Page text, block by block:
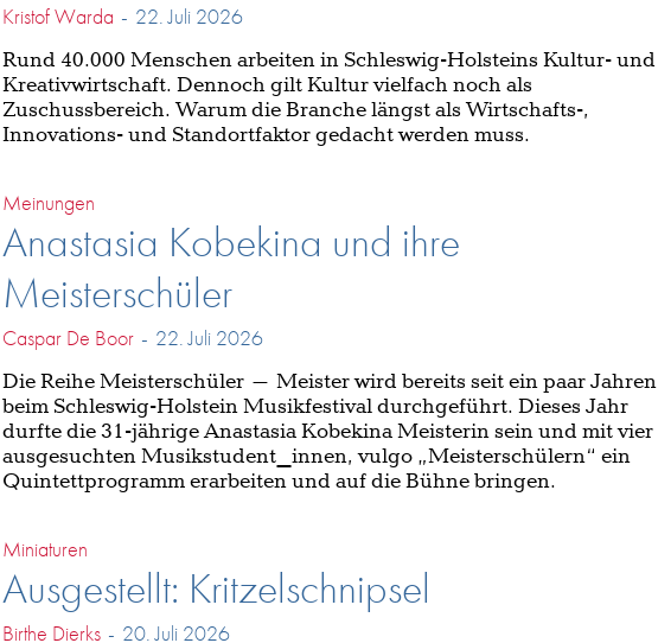
Kristof Warda - 22. Juli 2026
Rund 40.000 Menschen arbeiten in Schleswig-Holsteins Kultur- und
Kreativwirtschaft. Dennoch gilt Kultur vielfach noch als
Zuschussbereich. Warum die Branche längst als Wirtschafts-,
Innovations- und Standortfaktor gedacht werden muss.
Meinungen
Anastasia Kobekina und ihre
Meisterschüler
Caspar De Boor - 22. Juli 2026
Die Reihe Meisterschüler – Meister wird bereits seit ein paar Jahren
beim Schleswig-Holstein Musikfestival durchgeführt. Dieses Jahr
durfte die 31-jährige Anastasia Kobekina Meisterin sein und mit vier
ausgesuchten Musikstudent_innen, vulgo „Meisterschülern“ ein
Quintettprogramm erarbeiten und auf die Bühne bringen.
Miniaturen
Ausgestellt: Kritzelschnipsel
Birthe Dierks - 20. Juli 2026